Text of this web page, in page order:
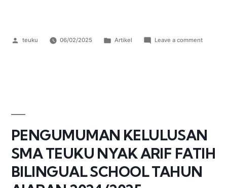
teuku 06/02/2025 Artikel Leave a comment
PENGUMUMAN KELULUSAN
SMA TEUKU NYAK ARIF FATIH
BILINGUAL SCHOOL TAHUN